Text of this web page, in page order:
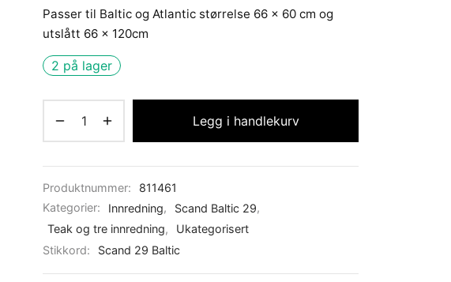
Passer til Baltic og Atlantic størrelse 66 x 60 cm og
utslått 66 x 120cm
2 på lager
Legg i handlekurv
Produktnummer:
811461
Kategorier:
Innredning, Scand Baltic 29,
Teak og tre innredning,
Ukategorisert
Stikkord:
Scand 29 Baltic